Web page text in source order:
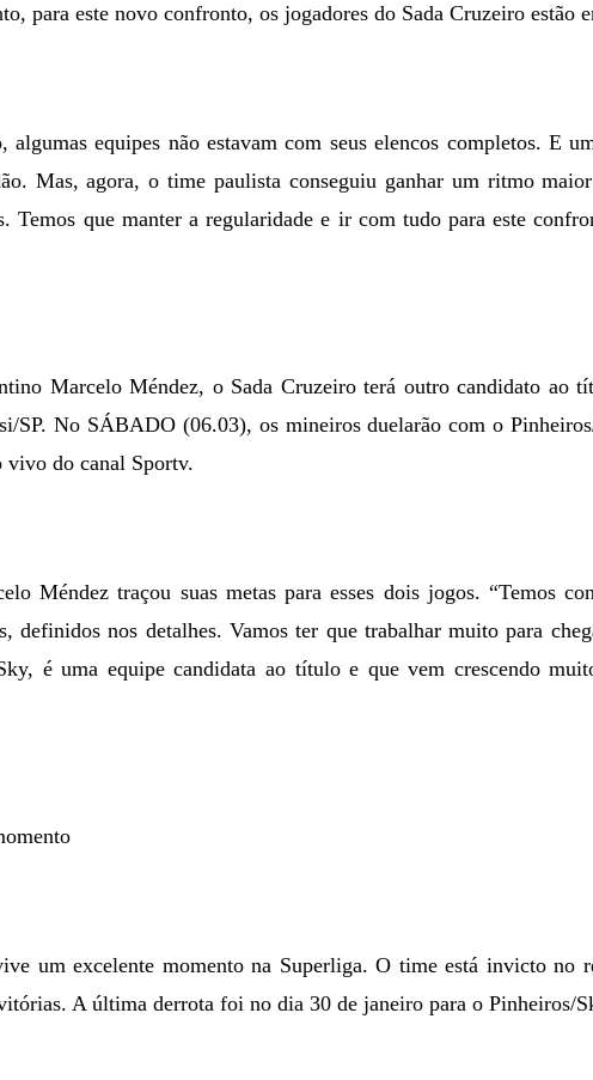
para este novo confronto, os jogadores do Sada Cruzeiro estão
equipes não estavam com seus elencos completos. E
Mas, agora, o time paulista conseguiu ganhar um ritmo
Temos que manter a regularidade e ir com tudo para este
Marcelo Méndez, o Sada Cruzeiro terá outro candidato ao
SP. No SÁBADO (06.03), os mineiros duelarão com o
vivo do canal Sportv.
Méndez traçou suas metas para esses dois jogos. “Temos
definidos nos detalhes. Vamos ter que trabalhar muito para
é uma equipe candidata ao título e que vem crescendo
um excelente momento na Superliga. O time está invicto no
A última derrota foi no dia 30 de janeiro para o Pinheiros/